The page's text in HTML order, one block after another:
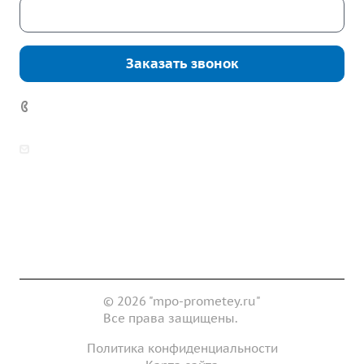
Заказать звонок
© 2026 "mpo-prometey.ru"
Все права защищены.
Политика конфиденциальности